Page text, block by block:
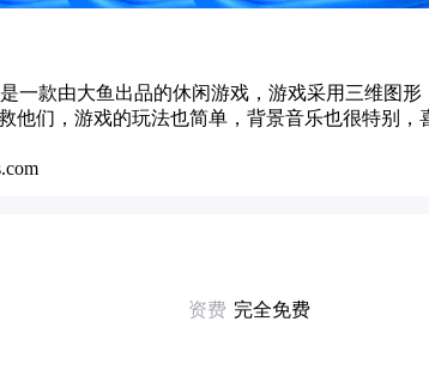
是一款由大鱼出品的休闲游戏，游戏采用三维图
他们，游戏的玩法也简单，背景音乐也很特别，
资费 完全免费